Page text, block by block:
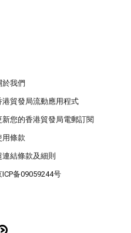
於我們
港貿發局流動應用程式
新您的香港貿發局電郵訂閱
用條款
連結條款及細則
ICP备09059244号